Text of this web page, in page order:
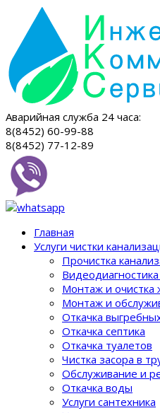
Аварийная служба 24 часа:
8(8452) 60-99-88
8(8452) 77-12-89
Главная
Услуги чистки
Прочистка
Монтаж и очистка
Монтаж и
Откачка
Откачка септика
Откачка туалетов
Чистка засора в
Обслуживание и
Откачка воды
Услуги сантехника